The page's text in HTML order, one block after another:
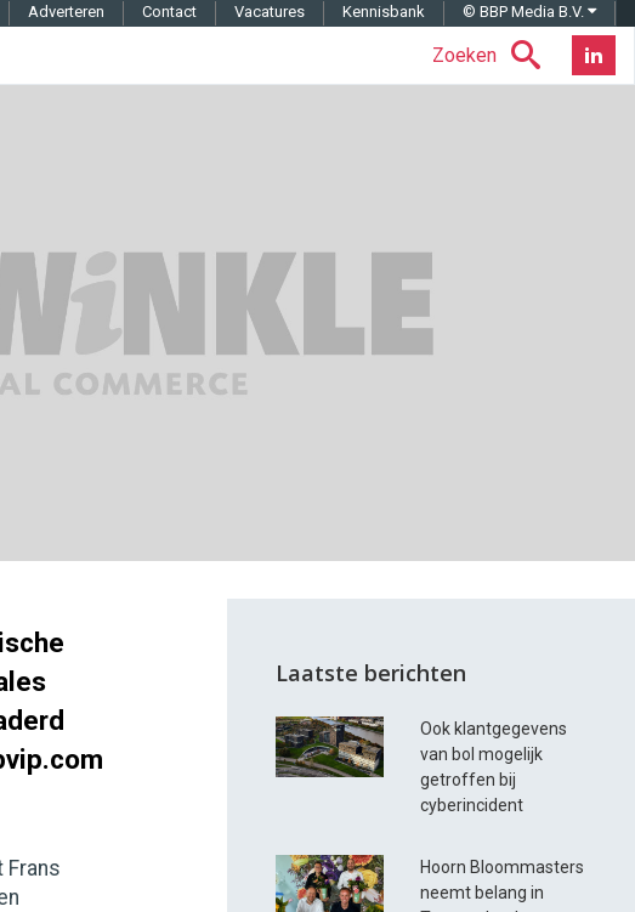
Zoeken
Adverteren Contact Vacatures Kennisbank © BBP Media B.V.
Frans
Laatste berichten
Ook klantgegevens
van bol mogelijk
getroffen bij
cyberincident
Hoorn Bloommasters
neemt belang in